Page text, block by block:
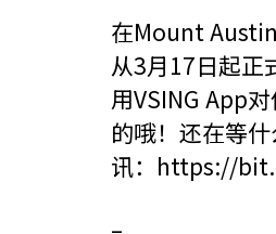
在Mount
从3月17日起
用VSING App
的哦！还在等
讯： https://